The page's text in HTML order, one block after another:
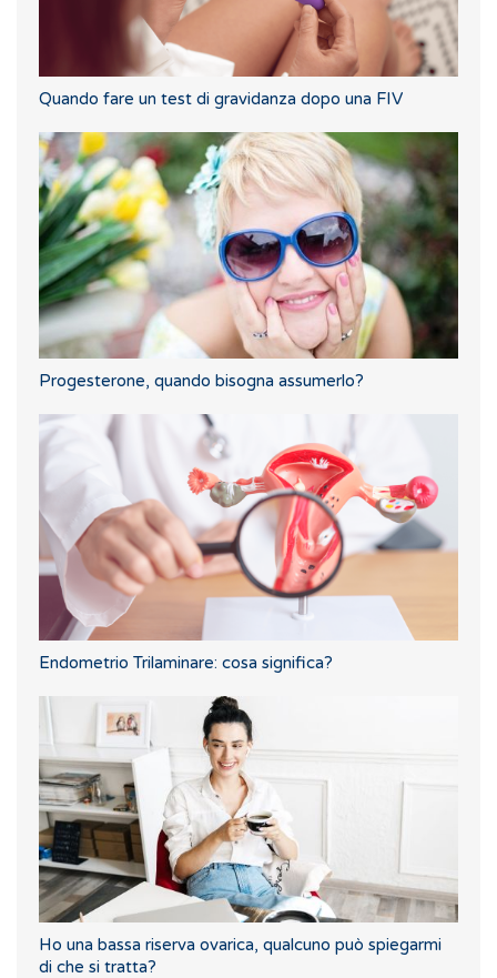
Quando fare un test di gravidanza dopo una FIV
Progesterone, quando bisogna assumerlo?
Endometrio Trilaminare: cosa significa?
Ho una bassa riserva ovarica, qualcuno può spiegarmi
di che si tratta?